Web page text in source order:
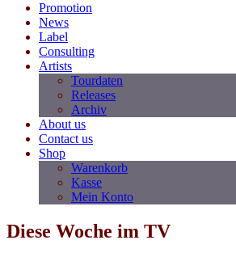
Promotion
News
Label
Consulting
Artists
Tourdaten
Releases
Archiv
About us
Contact us
Shop
Warenkorb
Kasse
Mein Konto
Diese Woche im TV